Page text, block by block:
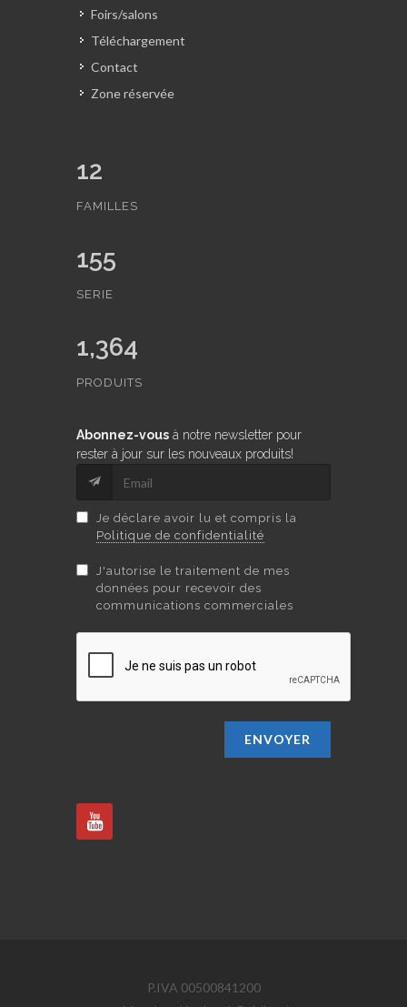
Foirs/salons
Téléchargement
Contact
Zone réservée
12
FAMILLES
155
SERIE
1,364
PRODUITS
Abonnez-vous à notre newsletter pour
rester à jour sur les nouveaux produits!
Je déclare avoir lu et compris la
Politique de confidentialité
J'autorise le traitement de mes
données pour recevoir des
communications commerciales
ENVOYER
P.IVA 00500841200